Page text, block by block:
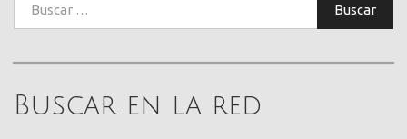
Buscar
Buscar en la red